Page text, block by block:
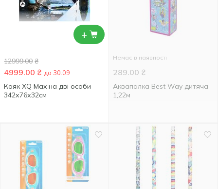
+
12999.00 ₴
4999.00 ₴ до 30.09
Каяк XQ Max на дві особи
342х76х32см
Немає в наявності
289.00 ₴
Аквапалка Best Way дитяча
1,22м